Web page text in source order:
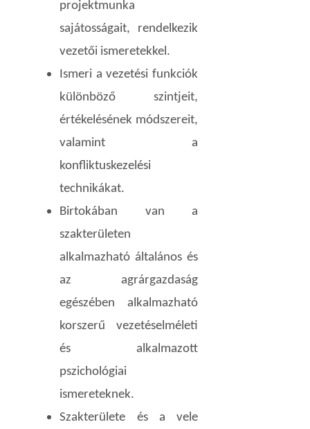
projektmunka
sajátosságait, rendelkezik
vezetői ismeretekkel.
Ismeri a vezetési funkciók
különböző szintjeit,
értékelésének módszereit,
valamint a
konfliktuskezelési
technikákat.
Birtokában van a
szakterületen
alkalmazható általános és
az agrárgazdaság
egészében alkalmazható
korszerű vezetéselméleti
és alkalmazott
pszichológiai
ismereteknek.
Szakterülete és a vele